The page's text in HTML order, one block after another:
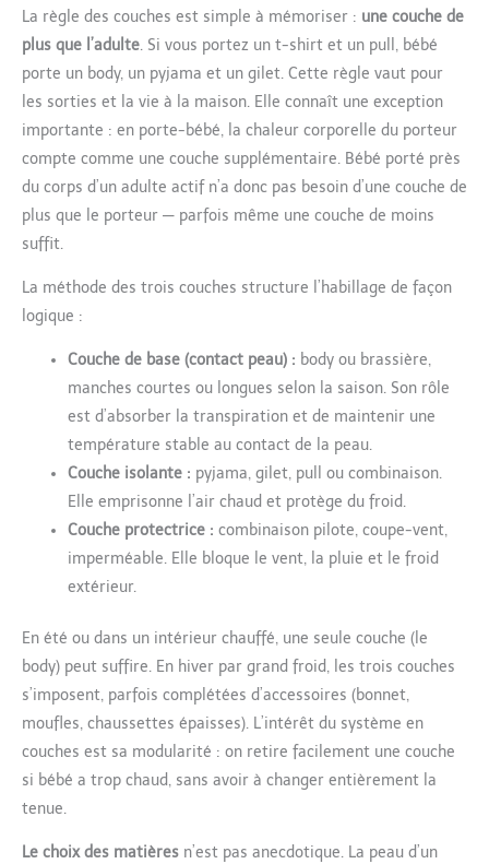
La règle des couches est simple à mémoriser : une couche de
plus que l’adulte. Si vous portez un t-shirt et un pull, bébé
porte un body, un pyjama et un gilet. Cette règle vaut pour
les sorties et la vie à la maison. Elle connaît une exception
importante : en porte-bébé, la chaleur corporelle du porteur
compte comme une couche supplémentaire. Bébé porté près
du corps d’un adulte actif n’a donc pas besoin d’une couche de
plus que le porteur — parfois même une couche de moins
suffit.
La méthode des trois couches structure l’habillage de façon
logique :
Couche de base (contact peau) : body ou brassière,
manches courtes ou longues selon la saison. Son rôle
est d’absorber la transpiration et de maintenir une
température stable au contact de la peau.
Couche isolante : pyjama, gilet, pull ou combinaison.
Elle emprisonne l’air chaud et protège du froid.
Couche protectrice : combinaison pilote, coupe-vent,
imperméable. Elle bloque le vent, la pluie et le froid
extérieur.
En été ou dans un intérieur chauffé, une seule couche (le
body) peut suffire. En hiver par grand froid, les trois couches
s’imposent, parfois complétées d’accessoires (bonnet,
moufles, chaussettes épaisses). L’intérêt du système en
couches est sa modularité : on retire facilement une couche
si bébé a trop chaud, sans avoir à changer entièrement la
tenue.
Le choix des matières n’est pas anecdotique. La peau d’un